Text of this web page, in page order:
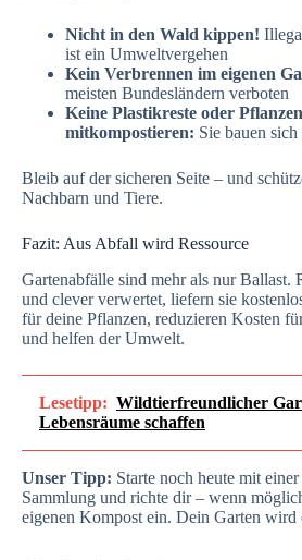
Nicht in den Wald kippen!
ist ein Umweltvergehen
Kein Verbrennen im eigenen
meisten Bundesländern verboten
Keine Plastikreste oder
mitkompostieren: Sie bauen
Bleib auf der sicheren Seite – und
Nachbarn und Tiere.
Fazit: Aus Abfall wird Ressource
Gartenabfälle sind mehr als nur Ballast.
und clever verwertet, liefern sie
für deine Pflanzen, reduzieren Kosten
und helfen der Umwelt.
Lesetipp: Wildtierfreundlicher
Lebensräume schaffen
Unser Tipp: Starte noch heute mit
Sammlung und richte dir – wenn
eigenen Kompost ein. Dein Garten wird